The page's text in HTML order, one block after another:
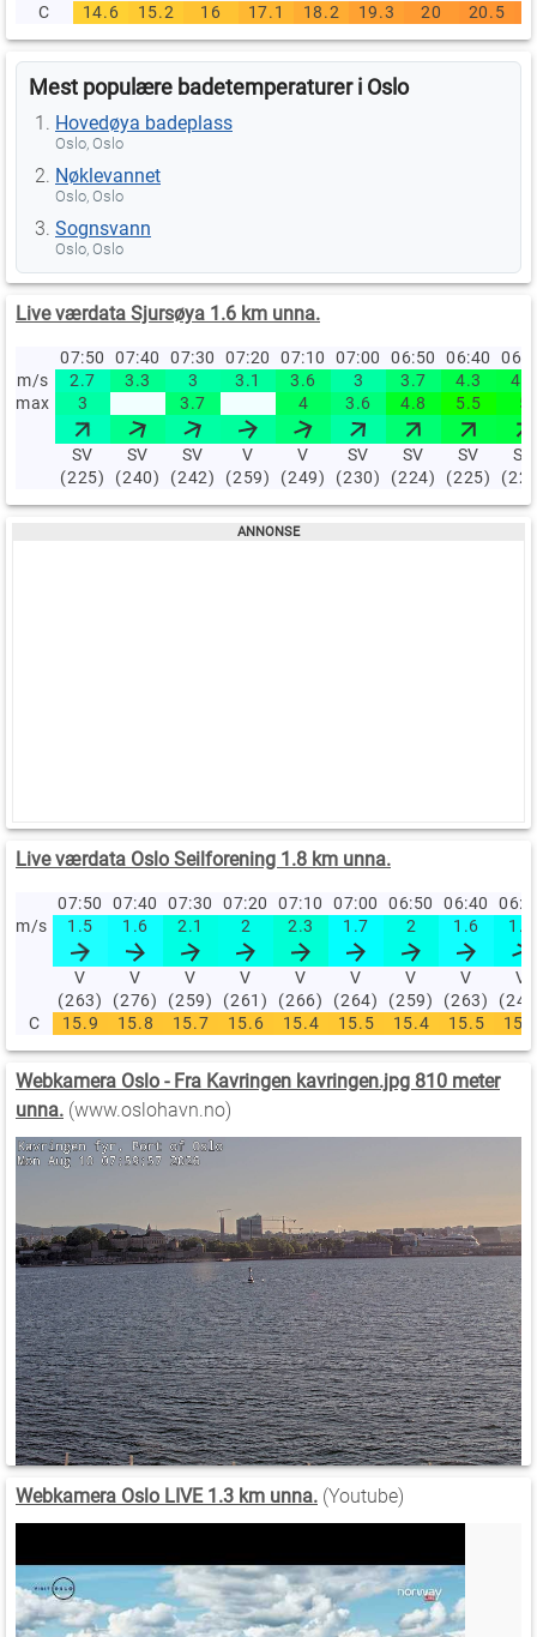
C
14.6 15.2 16 17.1 18.2 19.3 20 20.5
Mest populære badetemperaturer i Oslo
Hovedøya badeplass
Oslo, Oslo
Nøklevannet
Oslo, Oslo
Sognsvann
Oslo, Oslo
Live værdata Sjursøya 1.6 km unna.
07:50 07:40 07:30 07:20 07:10 07:00 06:50 06:40
m/s
2.7 3.3 3 3.1 3.6 3 3.7 4.3
4.4
max
3 3.7 4 3.6 4.8 5.5 5
SV
(225)
SV
(240)
SV
(242)
V
(259)
V
(249)
SV
(230)
SV
(224)
SV
(225)
SV
Live værdata Oslo Seilforening 1.8 km unna.
07:50 07:40 07:30 07:20 07:10 07:00 06:50 06:40
m/s
1.5 1.6 2.1 2 2.3 1.7 2 1.6 1.8
V
(263)
V
(276)
V
(259)
V
(261)
V
(266)
V
(264)
V
(259)
V
(263)
V
C
15.9 15.8 15.7 15.6 15.4 15.5 15.4 15.5
Webkamera Oslo - Fra Kavringen kavringen.jpg 810 meter
unna. (www.oslohavn.no)
Webkamera Oslo LIVE 1.3 km unna. (Youtube)